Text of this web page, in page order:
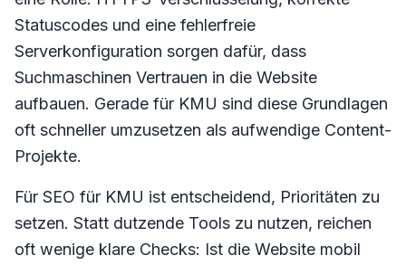
Statuscodes und eine fehlerfreie
Serverkonfiguration sorgen dafür, dass
Suchmaschinen Vertrauen in die Website
aufbauen. Gerade für KMU sind diese Grundlagen
oft schneller umzusetzen als aufwendige Content-
Projekte.
Für SEO für KMU ist entscheidend, Prioritäten zu
setzen. Statt dutzende Tools zu nutzen, reichen
oft wenige klare Checks: Ist die Website mobil